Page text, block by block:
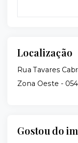
Localização
Rua Tavares
Zona Oeste -
Gostou do